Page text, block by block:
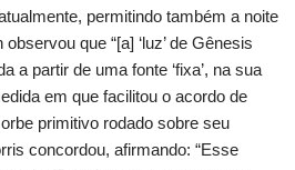
permitindo também a noite
que “[a] ‘luz’ de Gênesis
a partir de uma fonte ‘fixa’, na sua
em que facilitou o acordo de
primitivo rodado sobre seu
concordou, afirmando: “Esse